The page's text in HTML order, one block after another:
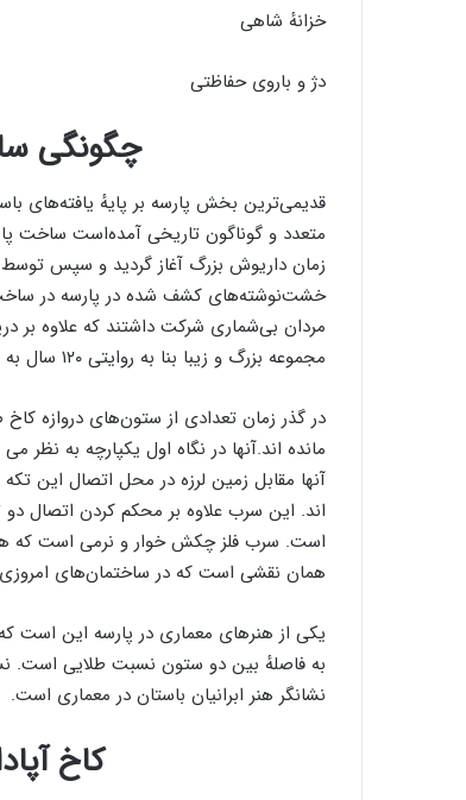
خزانه‌ٔ شاهی
دژ و باروی حفاظتی
چگونگی
زمان داریوش بزرگ آغاز گردید و سپس توسط
خشت‌نوشته‌های کشف شده در پارسه در ساخت
مردان بی‌شماری شرکت داشتند که علاوه بر
مجموعه بزرگ و زیبا بنا به روایتی ۱۲۰ سال به طول انجامید.
در گذر زمان تعدادی از ستون‌های دروازه
مانده اند.آنها در نگاه اول یکپارچه به
آنها مقابل زمین لرزه در محل اتصال
اند. این سرب علاوه بر محکم کردن اتصال
است. سرب فلز چکش خوار و نرمی است که
همان نقشی است که در ساختمان‌های
یکی از هنرهای معماری در پارسه این است
به فاصلهٔ بین دو ستون نسبت طلایی است.
نشانگر هنر ابرانیان باستان در معماری است.
کاخ